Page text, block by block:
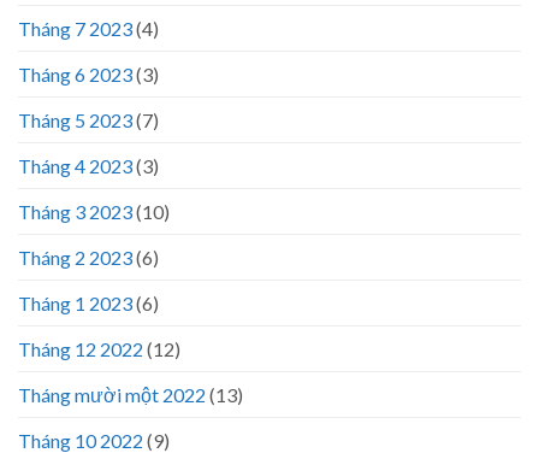
Tháng 7 2023(4)
Tháng 6 2023(3)
Tháng 5 2023(7)
Tháng 4 2023(3)
Tháng 3 2023(10)
Tháng 2 2023(6)
Tháng 1 2023(6)
Tháng 12 2022 (12)
Tháng mười một 2022 (13)
Tháng 10 2022 (9)